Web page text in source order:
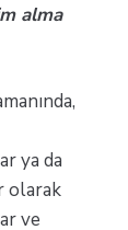
alma
ya da
olarak
ve